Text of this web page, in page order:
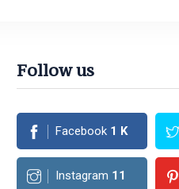
Follow us
Facebook 1 K
Instagram 11